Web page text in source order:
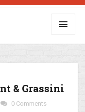
& Grassini
0 Comments